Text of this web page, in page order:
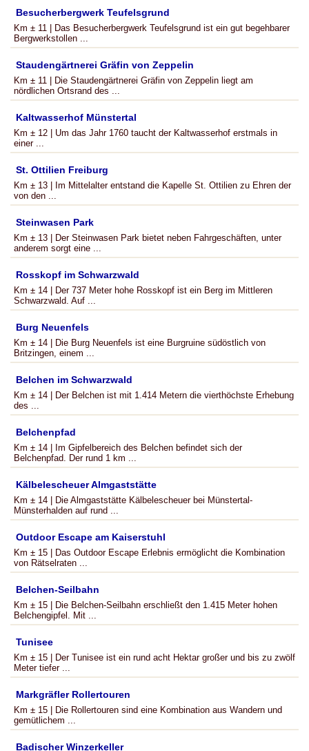
Besucherbergwerk Teufelsgrund
Km ± 11 | Das Besucherbergwerk Teufelsgrund ist ein gut begehbarer
Bergwerkstollen ...
Staudengärtnerei Gräfin von Zeppelin
Km ± 11 | Die Staudengärtnerei Gräfin von Zeppelin liegt am
nördlichen Ortsrand des ...
Kaltwasserhof Münstertal
Km ± 12 | Um das Jahr 1760 taucht der Kaltwasserhof erstmals in
einer ...
St. Ottilien Freiburg
Km ± 13 | Im Mittelalter entstand die Kapelle St. Ottilien zu Ehren der
von den ...
Steinwasen Park
Km ± 13 | Der Steinwasen Park bietet neben Fahrgeschäften, unter
anderem sorgt eine ...
Rosskopf im Schwarzwald
Km ± 14 | Der 737 Meter hohe Rosskopf ist ein Berg im Mittleren
Schwarzwald. Auf ...
Burg Neuenfels
Km ± 14 | Die Burg Neuenfels ist eine Burgruine südöstlich von
Britzingen, einem ...
Belchen im Schwarzwald
Km ± 14 | Der Belchen ist mit 1.414 Metern die vierthöchste Erhebung
des ...
Belchenpfad
Km ± 14 | Im Gipfelbereich des Belchen befindet sich der
Belchenpfad. Der rund 1 km ...
Kälbelescheuer Almgaststätte
Km ± 14 | Die Almgaststätte Kälbelescheuer bei Münstertal-
Münsterhalden auf rund ...
Outdoor Escape am Kaiserstuhl
Km ± 15 | Das Outdoor Escape Erlebnis ermöglicht die Kombination
von Rätselraten ...
Belchen-Seilbahn
Km ± 15 | Die Belchen-Seilbahn erschließt den 1.415 Meter hohen
Belchengipfel. Mit ...
Tunisee
Km ± 15 | Der Tunisee ist ein rund acht Hektar großer und bis zu zwölf
Meter tiefer ...
Markgräfler Rollertouren
Km ± 15 | Die Rollertouren sind eine Kombination aus Wandern und
gemütlichem ...
Badischer Winzerkeller